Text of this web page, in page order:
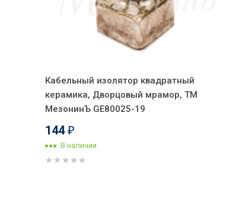
Кабельный изолятор квадратный
керамика, Дворцовый мрамор, ТМ
МезонинЪ GE80025-19
144 ₽
В наличии